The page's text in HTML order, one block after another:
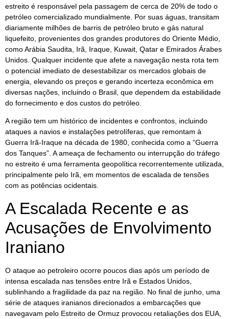
estreito é responsável pela passagem de cerca de 20% de todo o
petróleo comercializado mundialmente. Por suas águas, transitam
diariamente milhões de barris de petróleo bruto e gás natural
liquefeito, provenientes dos grandes produtores do Oriente Médio,
como Arábia Saudita, Irã, Iraque, Kuwait, Qatar e Emirados Árabes
Unidos. Qualquer incidente que afete a navegação nesta rota tem
o potencial imediato de desestabilizar os mercados globais de
energia, elevando os preços e gerando incerteza econômica em
diversas nações, incluindo o Brasil, que dependem da estabilidade
do fornecimento e dos custos do petróleo.
A região tem um histórico de incidentes e confrontos, incluindo
ataques a navios e instalações petrolíferas, que remontam à
Guerra Irã-Iraque na década de 1980, conhecida como a “Guerra
dos Tanques”. A ameaça de fechamento ou interrupção do tráfego
no estreito é uma ferramenta geopolítica recorrentemente utilizada,
principalmente pelo Irã, em momentos de escalada de tensões
com as potências ocidentais.
A Escalada Recente e as
Acusações de Envolvimento
Iraniano
O ataque ao petroleiro ocorre poucos dias após um período de
intensa escalada nas tensões entre Irã e Estados Unidos,
sublinhando a fragilidade da paz na região. No final de junho, uma
série de ataques iranianos direcionados a embarcações que
navegavam pelo Estreito de Ormuz provocou retaliações dos EUA,